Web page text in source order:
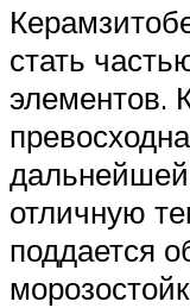
стать
элементов.
отличную
поддается